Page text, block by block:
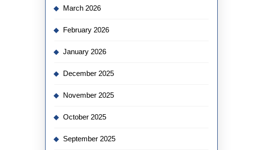
March 2026
February 2026
January 2026
December 2025
November 2025
October 2025
September 2025